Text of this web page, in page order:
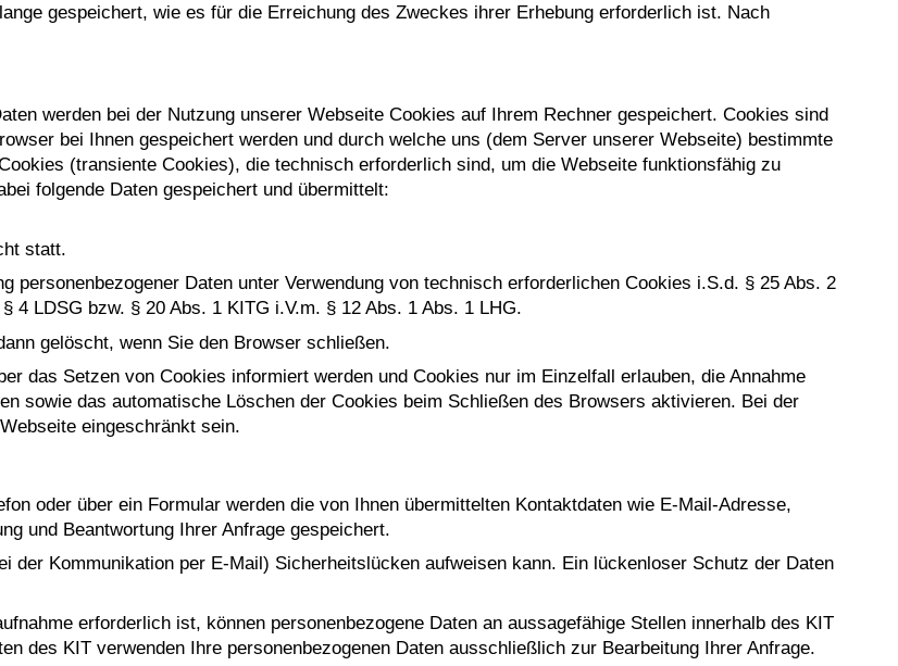
gespeichert, wie es für die Erreichung des Zweckes ihrer Erhebung erforderlich ist. Nach
werden bei der Nutzung unserer Webseite Cookies auf Ihrem Rechner gespeichert. Cookies sind
bei Ihnen gespeichert werden und durch welche uns (dem Server unserer Webseite) bestimmte
(transiente Cookies), die technisch erforderlich sind, um die Webseite funktionsfähig zu
folgende Daten gespeichert und übermittelt:
statt.
personenbezogener Daten unter Verwendung von technisch erforderlichen Cookies i.S.d. § 25 Abs. 2
LDSG bzw. § 20 Abs. 1 KITG i.V.m. § 12 Abs. 1 Abs. 1 LHG.
gelöscht, wenn Sie den Browser schließen.
das Setzen von Cookies informiert werden und Cookies nur im Einzelfall erlauben, die Annahme
sowie das automatische Löschen der Cookies beim Schließen des Browsers aktivieren. Bei der
eingeschränkt sein.
oder über ein Formular werden die von Ihnen übermittelten Kontaktdaten wie E-Mail-Adresse,
und Beantwortung Ihrer Anfrage gespeichert.
der Kommunikation per E-Mail) Sicherheitslücken aufweisen kann. Ein lückenloser Schutz der Daten
erforderlich ist, können personenbezogene Daten an aussagefähige Stellen innerhalb des KIT
des KIT verwenden Ihre personenbezogenen Daten ausschließlich zur Bearbeitung Ihrer Anfrage.